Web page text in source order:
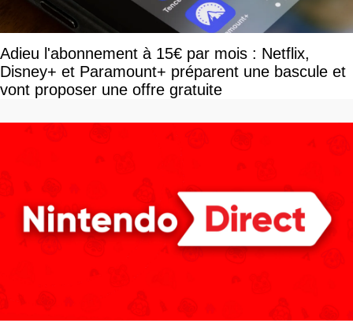
Adieu l'abonnement à 15€ par mois : Netflix,
Disney+ et Paramount+ préparent une bascule et
vont proposer une offre gratuite